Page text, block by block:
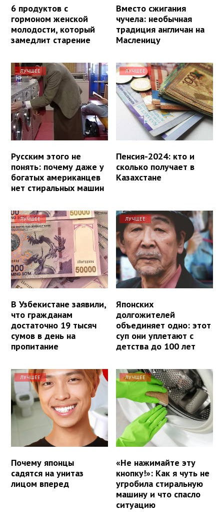
6 продуктов с
гормоном женской
молодости, который
замедлит старение
Вместо сжигания
чучела: необычная
традиция англичан на
Масленицу
ЛУЧШЕЕ
Русским этого не
понять: почему даже у
богатых американцев
нет стиральных машин
ЛУЧШЕЕ
Пенсия-2024: кто и
сколько получает в
Казахстане
ЛУЧШЕЕ
В Узбекистане заявили,
что гражданам
достаточно 19 тысяч
сумов в день на
пропитание
ЛУЧШЕЕ
Японских
долгожителей
объединяет одно: этот
суп они уплетают с
детства до 100 лет
ЛУЧШЕЕ
Почему японцы
садятся на унитаз
лицом вперед
ЛУЧШЕЕ
«Не нажимайте эту
кнопку!»: Как я чуть не
угробила стиральную
машину и что спасло
ситуацию